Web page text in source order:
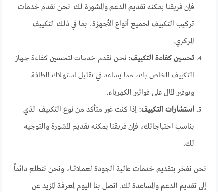
فإن فريقنا يمكنه تقديم الدعم والمشورة لك. نحن نقدم خدمات
تركيب التكييف لجميع أنواع الأجهزة، بما في ذلك التكييف
المركزي.
تحسين كفاءة التكييف: نحن نقدم خدمات لتحسين كفاءة جهاز
التكييف الخاص بك، مما يساعد في تقليل استهلاك الطاقة
وتوفير المال على فواتير الكهرباء.
استشارات التكييف: إذا كنت غير متأكد من نوع التكييف الذي
يناسب احتياجاتك، فإن فريقنا يمكنه تقديم المشورة والتوجيه
لك.
نحن نفخر بتقديم خدمات عالية الجودة لعملائنا، ونحن نتطلع دائماً
إلى تقديم الدعم والمساعدة لك. اتصل بنا اليوم لمعرفة المزيد عن